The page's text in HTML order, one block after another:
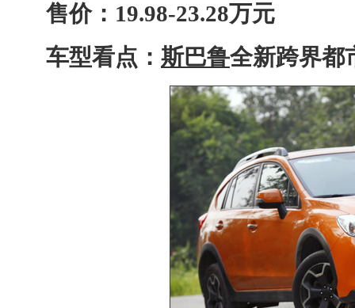
售价：19.98-23.28万元
车型看点： 斯巴鲁全新跨界都